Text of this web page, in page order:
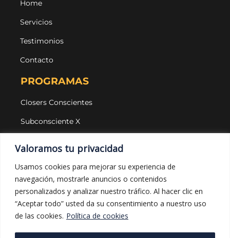
Valoramos tu privacidad
Usamos cookies para mejorar su experiencia de
navegación, mostrarle anuncios o contenidos
personalizados y analizar nuestro tráfico. Al hacer clic en
“Aceptar todo” usted da su consentimiento a nuestro uso
de las cookies. Política de cookies
Home
Servicios
Testimonios
Contacto
PROGRAMAS
Closers Conscientes
Subconsciente X
LEGAL Y PROTECCIÓN
Aviso legal
Política de privacidad
Política de cookies